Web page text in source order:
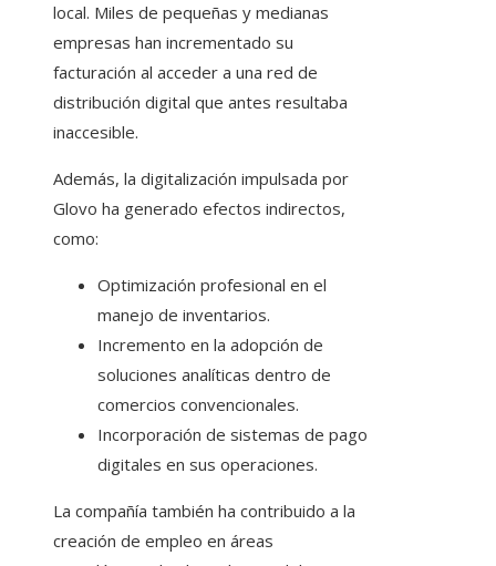
local. Miles de pequeñas y medianas
empresas han incrementado su
facturación al acceder a una red de
distribución digital que antes resultaba
inaccesible.
Además, la digitalización impulsada por
Glovo ha generado efectos indirectos,
como:
Optimización profesional en el
manejo de inventarios.
Incremento en la adopción de
soluciones analíticas dentro de
comercios convencionales.
Incorporación de sistemas de pago
digitales en sus operaciones.
La compañía también ha contribuido a la
creación de empleo en áreas